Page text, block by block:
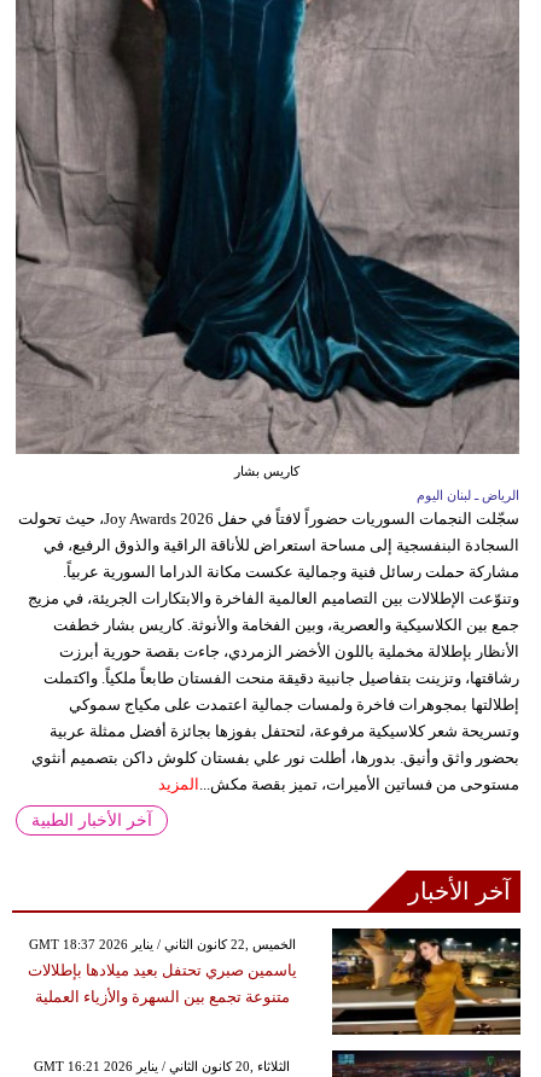
كاريس بشار
الرياض ـ لبنان اليوم
سجّلت النجمات السوريات حضوراً لافتاً في حفل Joy Awards 2026، حيث تحولت
السجادة البنفسجية إلى مساحة استعراض للأناقة الراقية والذوق الرفيع، في
مشاركة حملت رسائل فنية وجمالية عكست مكانة الدراما السورية عربياً.
وتنوّعت الإطلالات بين التصاميم العالمية الفاخرة والابتكارات الجريئة، في مزيج
جمع بين الكلاسيكية والعصرية، وبين الفخامة والأنوثة. كاريس بشار خطفت
الأنظار بإطلالة مخملية باللون الأخضر الزمردي، جاءت بقصة حورية أبرزت
رشاقتها، وتزينت بتفاصيل جانبية دقيقة منحت الفستان طابعاً ملكياً. واكتملت
إطلالتها بمجوهرات فاخرة ولمسات جمالية اعتمدت على مكياج سموكي
وتسريحة شعر كلاسيكية مرفوعة، لتحتفل بفوزها بجائزة أفضل ممثلة عربية
بحضور واثق وأنيق. بدورها، أطلت نور علي بفستان كلوش داكن بتصميم أنثوي
مستوحى من فساتين الأميرات، تميز بقصة مكش... المزيد
آخر الأخبار الطبية
آخر الأخبار
GMT 18:37 2026 الخميس ,22 كانون الثاني / يناير
ياسمين صبري تحتفل بعيد ميلادها بإطلالات
متنوعة تجمع بين السهرة والأزياء العملية
GMT 16:21 2026 الثلاثاء ,20 كانون الثاني / يناير